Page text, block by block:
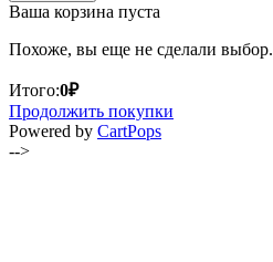
Ваша корзина пуста
Похоже, вы еще не сделали выбор.
Итого:0₽
Продолжить покупки
Powered by CartPops(opens
-->